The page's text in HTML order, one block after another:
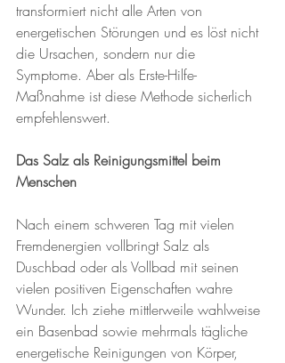
transformiert nicht alle Arten von
energetischen Störungen und es löst nicht
die Ursachen, sondern nur die
Symptome. Aber als Erste-Hilfe-
Maßnahme ist diese Methode sicherlich
empfehlenswert.
Das Salz als Reinigungsmittel beim
Menschen
Nach einem schweren Tag mit vielen
Fremdenergien vollbringt Salz als
Duschbad oder als Vollbad mit seinen
vielen positiven Eigenschaften wahre
Wunder. Ich ziehe mittlerweile wahlweise
ein Basenbad sowie mehrmals tägliche
energetische Reinigungen von Körper,